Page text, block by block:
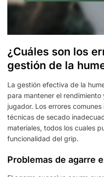
¿Cuáles son los
gestión de la
La gestión efectiva de la
para mantener el
jugador. Los errores
técnicas de secado
materiales, todos los cuales
funcionalidad del grip.
Problemas de agarre